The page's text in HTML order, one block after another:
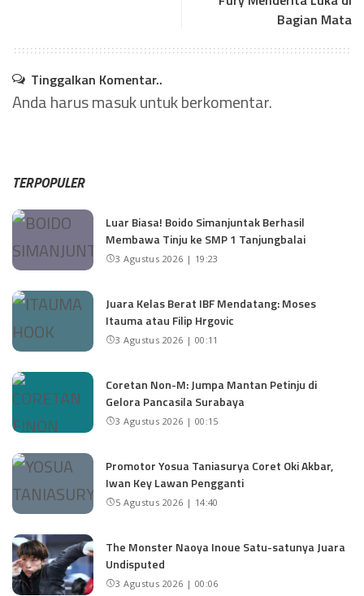
Bagian Mata
Tinggalkan Komentar..
Anda harusmasukuntuk berkomentar.
TERPOPULER
Luar Biasa! Boido Simanjuntak Berhasil
Membawa Tinju ke SMP 1 Tanjungbalai
3 Agustus 2026 | 19:23
Juara Kelas Berat IBF Mendatang: Moses
Itauma atau Filip Hrgovic
3 Agustus 2026 | 00:11
Coretan Non-M: Jumpa Mantan Petinju di
Gelora Pancasila Surabaya
3 Agustus 2026 | 00:15
Promotor Yosua Taniasurya Coret Oki Akbar,
Iwan Key Lawan Pengganti
5 Agustus 2026 | 14:40
The Monster Naoya Inoue Satu-satunya Juara
Undisputed
3 Agustus 2026 | 00:06